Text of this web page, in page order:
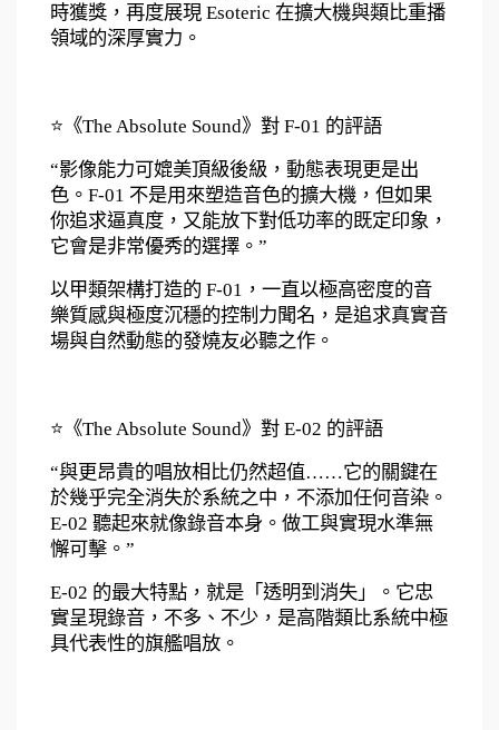
時獲獎，再度展現 Esoteric 在擴大機與類比重播
領域的深厚實力。
⭐《The Absolute Sound》對 F-01 的評語
“影像能力可媲美頂級後級，動態表現更是出
色。F-01 不是用來塑造音色的擴大機，但如果
你追求逼真度，又能放下對低功率的既定印象，
它會是非常優秀的選擇。”
以甲類架構打造的 F-01，一直以極高密度的音
樂質感與極度沉穩的控制力聞名，是追求真實音
場與自然動態的發燒友必聽之作。
⭐《The Absolute Sound》對 E-02 的評語
“與更昂貴的唱放相比仍然超值……它的關鍵在
於幾乎完全消失於系統之中，不添加任何音染。
E-02 聽起來就像錄音本身。做工與實現水準無
懈可擊。”
E-02 的最大特點，就是「透明到消失」。它忠
實呈現錄音，不多、不少，是高階類比系統中極
具代表性的旗艦唱放。